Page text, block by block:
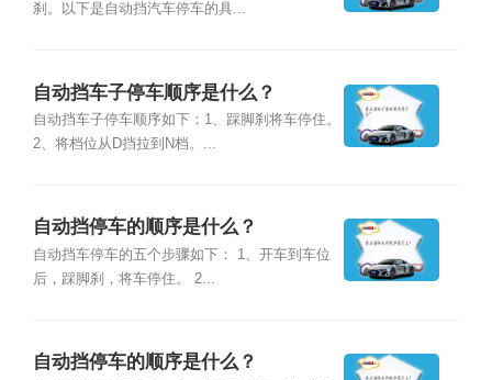
刹。以下是自动挡汽车停车的具...
自动挡车子停车顺序是什么？
自动挡车子停车顺序如下：1、踩脚刹将车停住。
2、将档位从D挡拉到N档。...
自动挡停车的顺序是什么？
自动挡车停车的五个步骤如下： 1、开车到车位
后，踩脚刹，将车停住。 2...
自动挡停车的顺序是什么？